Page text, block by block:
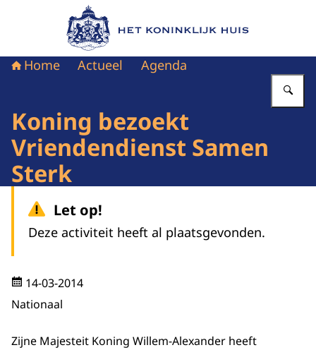
Naar de homepage van Het Koninklijk Huis
Home Actueel Agenda
Koning bezoekt
Vriendendienst Samen
Sterk
Let op!
Deze activiteit heeft al plaatsgevonden.
14-03-2014
Nationaal
Zijne Majesteit Koning Willem-Alexander heeft